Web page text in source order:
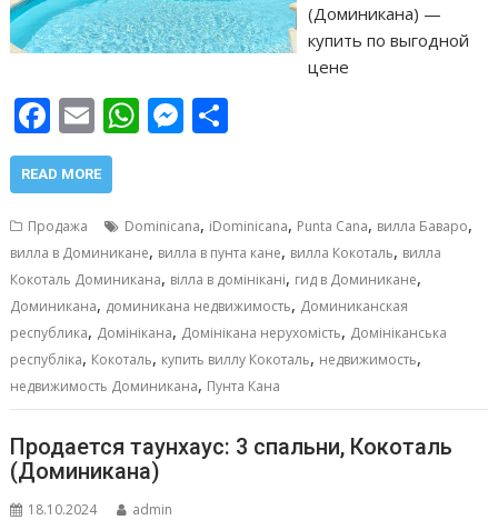
(Доминикана) —
купить по выгодной
цене
F
ac
e
b
o
o
k
E
m
ai
W
h
s
A
p
p
M
e
e
n
g
er
р
а
в
и
т
ь
READ MORE
Продажа Dominicana, iDominicana, Punta Cana, вилла Баваро,
вилла в Доминикане, вилла в пунта кане, вилла Кокоталь, вилла
Кокоталь Доминикана, вілла в домінікані, гид в Доминикане,
Доминикана, доминикана недвижимость, Доминиканская
республика, Домінікана, Домінікана нерухомість, Домініканська
республіка, Кокоталь, купить виллу Кокоталь, недвижимость,
недвижимость Доминикана, Пунта Кана
Продается таунхаус: 3 спальни, Кокоталь
(Доминикана)
18.10.2024 admin